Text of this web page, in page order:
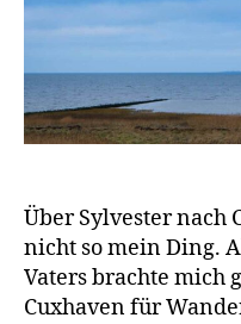
Über Sylvester nach
nicht so mein Ding.
Vaters brachte mich
Cuxhaven für